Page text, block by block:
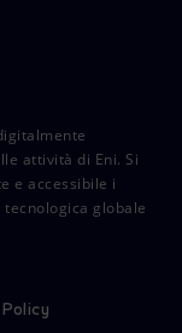
attività di Eni. Si
e accessibile i
tecnologica globale